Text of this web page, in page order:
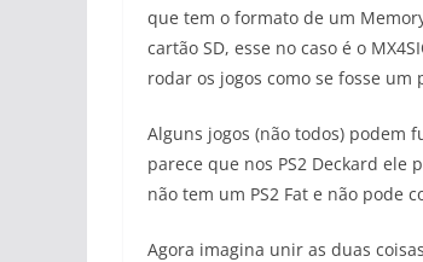
que tem o formato de um
cartão SD, esse no caso é o
rodar os jogos como se fosse um
Alguns jogos (não todos) podem
parece que nos PS2 Deckard
não tem um PS2 Fat e não pode
Agora imagina unir as duas